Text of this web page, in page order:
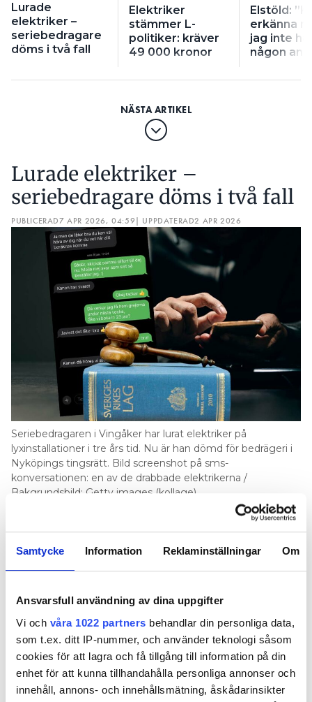
Samtycke Information Reklaminställningar Om
Ansvarsfull användning av dina uppgifter
Vi och våra 1022 partners behandlar din personliga data,
som t.ex. ditt IP-nummer, och använder teknologi såsom
cookies för att lagra och få tillgång till information på din
enhet för att kunna tillhandahålla personliga annonser och
innehåll, annons- och innehållsmätning, åskådarinsikter
Lurade
elektriker –
seriebedragare
döms i två fall
Elektriker
stämmer L-
politiker: kräver
49 000 kronor
Elstöld:
erkänna
jag inte
någon
Lurade elektriker –
seriebedragare döms i två fall
PUBLICERAD7 APR 2026, 04:59| UPPDATERAD2 APR 2026
Seriebedragaren i Vingåker har lurat elektriker på
lyxinstallationer i tre års tid. Nu är han dömd för bedrägeri i
Nyköpings tingsrätt. Bild screenshot på sms-
konversationen: en av de drabbade elektrikerna /
Bakgrundsbild: Getty images (kollage)
Seriebedragaren beställde lyxinstallationer.
Men så fort utrustningen var installerad
plockade han ner och sålde vidare. Nu
döms mannen, som ska ha lurat 20
HJALMAR INSULANDER
hjalmar.insulander@in.se
EN MAN I VINGÅKER MISSTÄNKTES HA LURAT UPPEMOT
20 ELFIRMORi Mälardalen på dyra installationer. I